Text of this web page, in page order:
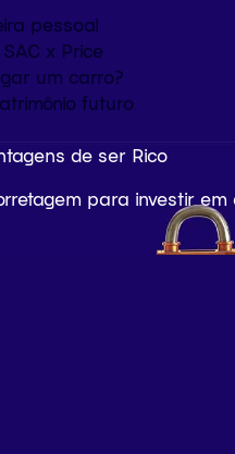
pessoal
x Price
um carro?
futuro
de ser Rico
para investir